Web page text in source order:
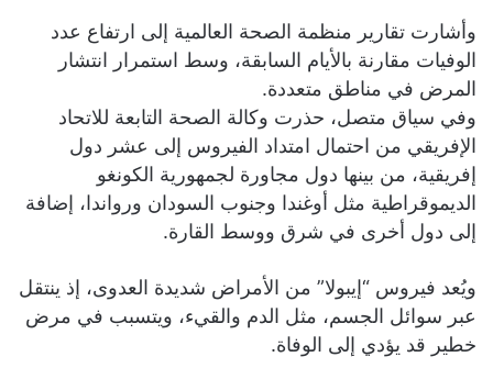
وأشارت تقارير منظمة الصحة العالمية إلى ارتفاع عدد
الوفيات مقارنة بالأيام السابقة، وسط استمرار انتشار
المرض في مناطق متعددة.
وفي سياق متصل، حذرت وكالة الصحة التابعة للاتحاد
الإفريقي من احتمال امتداد الفيروس إلى عشر دول
إفريقية، من بينها دول مجاورة لجمهورية الكونغو
الديموقراطية مثل أوغندا وجنوب السودان ورواندا، إضافة
إلى دول أخرى في شرق ووسط القارة.
ويُعد فيروس “إيبولا” من الأمراض شديدة العدوى، إذ ينتقل
عبر سوائل الجسم، مثل الدم والقيء، ويتسبب في مرض
خطير قد يؤدي إلى الوفاة.